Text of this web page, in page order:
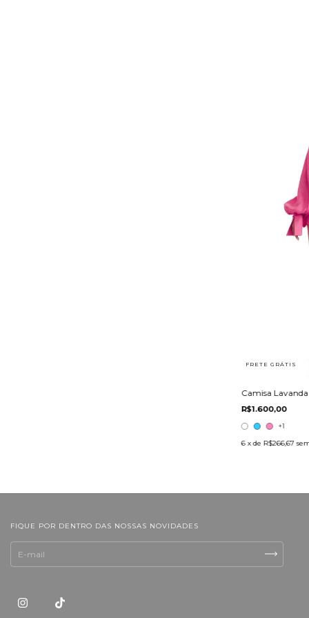
FRETE GRÁTIS
Camisa
R$1.600,00
+1
6 x de R$266,67
FIQUE POR DENTRO DAS NOSSAS NOVIDADES